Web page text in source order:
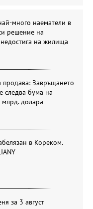
много наематели в
решение на
на жилища
продава: Завръщането
следва бума на
млрд. долара
в Кореком.
за 3 август